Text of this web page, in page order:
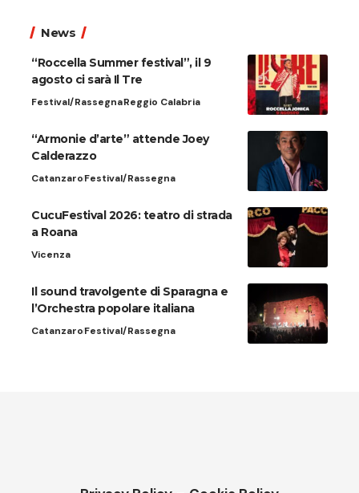
News
“Roccella Summer festival”, il 9
agosto ci sarà Il Tre
Festival/RassegnaReggio Calabria
“Armonie d’arte” attende Joey
Calderazzo
CatanzaroFestival/Rassegna
CucuFestival 2026: teatro di strada
a Roana
Vicenza
Il sound travolgente di Sparagna e
l’Orchestra popolare italiana
CatanzaroFestival/Rassegna